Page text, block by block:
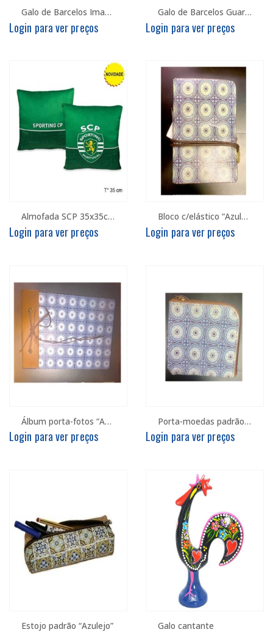
Galo de Barcelos Iman Grande – 9cm
Login para ver preços
Galo de Barcelos Guardanapo – 15cm
Login para ver preços
Almofada SCP 35x35cm
Login para ver preços
Bloco c/elástico “Azulejos”
Login para ver preços
Álbum porta-fotos “Azulejos”
Login para ver preços
Porta-moedas padrão “Azulejo”
Login para ver preços
Estojo padrão “Azulejo” Galo cantante